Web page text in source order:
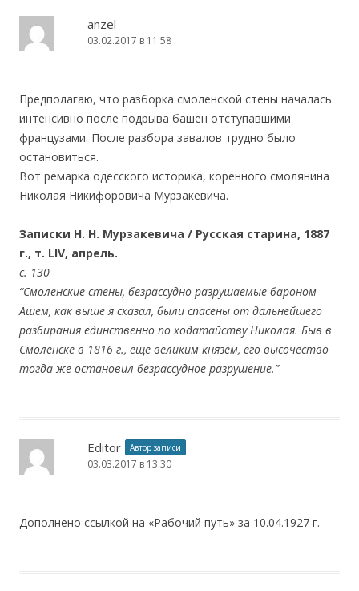
anzel
03.02.2017 в 11:58
Предполагаю, что разборка смоленской стены началась
интенсивно после подрыва башен отступавшими
французами. После разбора завалов трудно было
остановиться.
Вот ремарка одесского историка, коренного смолянина
Николая Никифоровича Мурзакевича.
Записки Н. Н. Мурзакевича / Русская старина, 1887
г., т. LIV, апрель.
с. 130
“Смоленские стены, безрассудно разрушаемые бароном
Ашем, как выше я сказал, были спасены от дальнейшего
разбирания единственно по ходатайству Николая. Быв в
Смоленске в 1816 г., еще великим князем, его высочество
тогда же остановил безрассудное разрушение.”
Editor Автор записи
03.03.2017 в 13:30
Дополнено ссылкой на «Рабочий путь» за 10.04.1927 г.